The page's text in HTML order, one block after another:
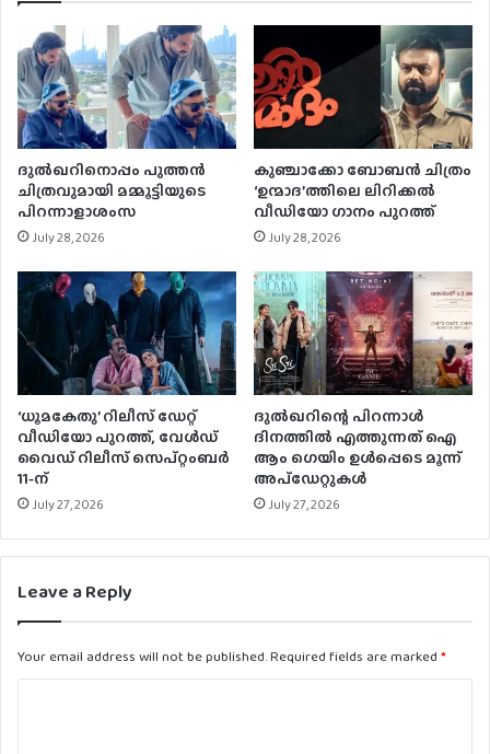
ദുൽഖറിനൊപ്പം പുത്തൻ
ചിത്രവുമായി മമ്മൂട്ടിയുടെ
പിറന്നാളാശംസ
July 28, 2026
കുഞ്ചാക്കോ ബോബന്‍ ചിത്രം
‘ഉന്മാദ’ത്തിലെ ലിറിക്കല്‍
വീഡിയോ ഗാനം പുറത്ത്
July 28, 2026
‘ധൂമകേതു’ റിലീസ് ഡേറ്റ്
വീഡിയോ പുറത്ത്, വേള്‍ഡ്
വൈഡ് റിലീസ് സെപ്റ്റംബര്‍
11-ന്
July 27, 2026
ദുൽഖറിന്റെ പിറന്നാൾ
ദിനത്തിൽ എത്തുന്നത് ഐ
ആം ഗെയിം ഉൾപ്പെടെ മൂന്ന്
അപ്‌ഡേറ്റുകൾ
July 27, 2026
Leave a Reply
Your email address will not be published.Required fields are marked *